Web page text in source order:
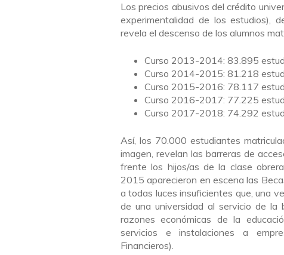
Los precios abusivos del crédito
experimentalidad de los estudios),
revela el descenso de los alumnos
Curso 2013-2014: 83.895
Curso 2014-2015: 81.218
Curso 2015-2016: 78.117
Curso 2016-2017: 77.225
Curso 2017-2018: 74.292
Así, los 70.000 estudiantes
imagen, revelan las barreras de
frente los hijos/as de la clase
2015 aparecieron en escena las
a todas luces insuficientes que, una
de una universidad al servicio de la
razones económicas de la
servicios e instalaciones a
Financieros).